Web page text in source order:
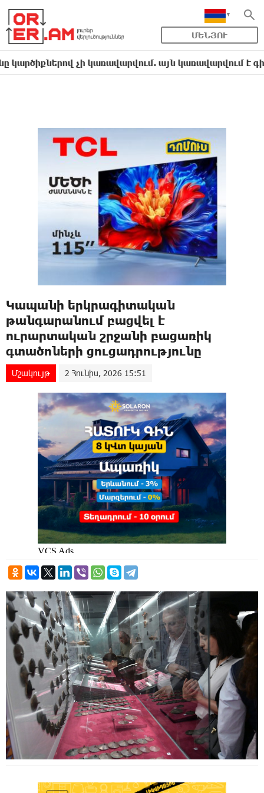
ՄԵՆՅՈՒ
չի կառավարվում. այն կառավարվում է
Կապանի երկրագիտական
թանգարանում բացվել է
ուրարտական շրջանի բացառիկ
գտածոների ցուցադրությունը
Մշակույթ 2 Հունիս, 2026 15:51